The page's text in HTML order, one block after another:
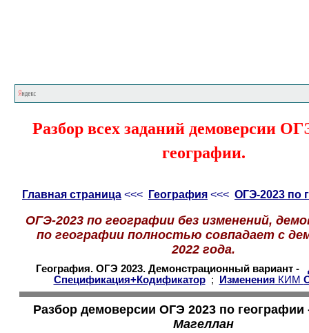
Разбор всех заданий демоверсии
географии.
Главная страница <<< География <<< ОГЭ-2023 по
ОГЭ-2023 по географии без изменений,
по географии полностью совпадает с
2022 года.
География. ОГЭ 2023. Демонстрационный вариант -
Спецификация+Кодификатор; Изменения КИМ
Разбор демоверсии ОГЭ 2023 по географии
Магеллан